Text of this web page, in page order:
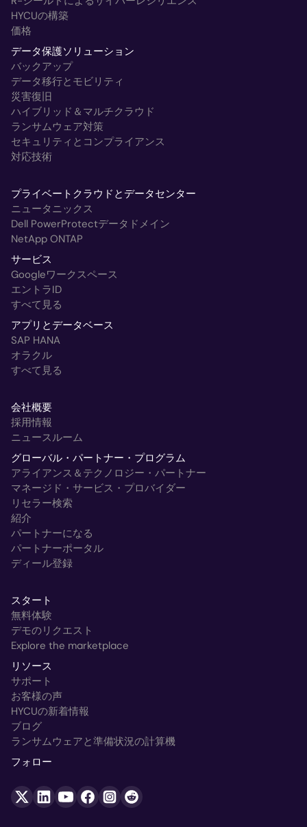
HYCUの構築
価格
データ保護ソリューション
バックアップ
データ移行とモビリティ
災害復旧
ハイブリッド＆マルチクラウド
ランサムウェア対策
セキュリティとコンプライアンス
対応技術
プライベートクラウドとデータセンター
ニュータニックス
Dell PowerProtectデータドメイン
NetApp ONTAP
サービス
Googleワークスペース
エントラID
すべて見る
アプリとデータベース
SAP HANA
オラクル
すべて見る
会社概要
採用情報
ニュースルーム
グローバル・パートナー・プログラム
アライアンス＆テクノロジー・パートナー
マネージド・サービス・プロバイダー
リセラー検索
紹介
パートナーになる
パートナーポータル
ディール登録
スタート
無料体験
デモのリクエスト
Explore the marketplace
リソース
サポート
お客様の声
HYCUの新着情報
ブログ
ランサムウェアと準備状況の計算機
フォロー